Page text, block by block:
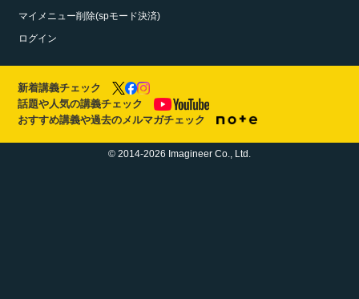
マイメニュー削除(spモード決済)
ログイン
新着講義チェック
話題や人気の講義チェック
おすすめ講義や過去のメルマガチェック
© 2014-2026 Imagineer Co., Ltd.